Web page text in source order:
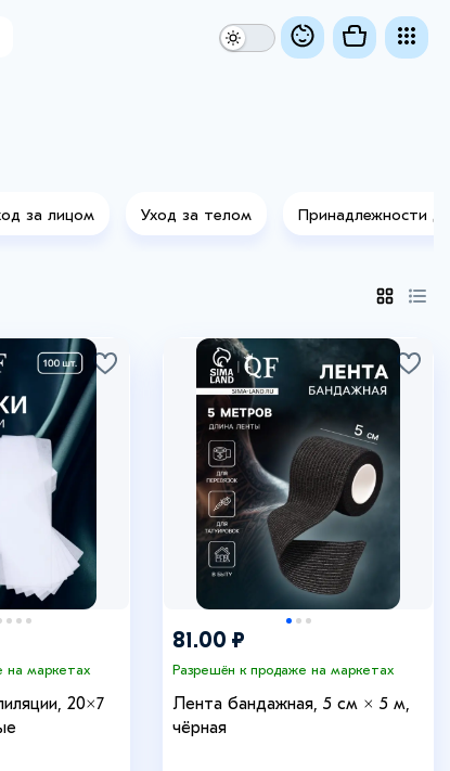
за лицом Уход за телом Принадлежности
на маркетах
20×7
81.00 ₽
Разрешён к продаже на маркетах
Лента бандажная, 5 см × 5 м,
чёрная